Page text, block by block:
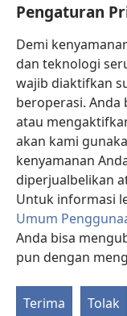
Pengaturan
Demi
dan teknologi
wajib diaktifkan
beroperasi.
atau
akan kami
kenyamanan
diperjualbelikan
Untuk informasi
Umum
Anda bisa
pun dengan
Terima Tolak
Sumbangan
(terbuka
di
window
baru)
(terbuka
di
window
®
(terbuka
di
window
baru)
JW Library ®
Watchtower
Copyright
© 2026
SYARAT PENGGUNAAN